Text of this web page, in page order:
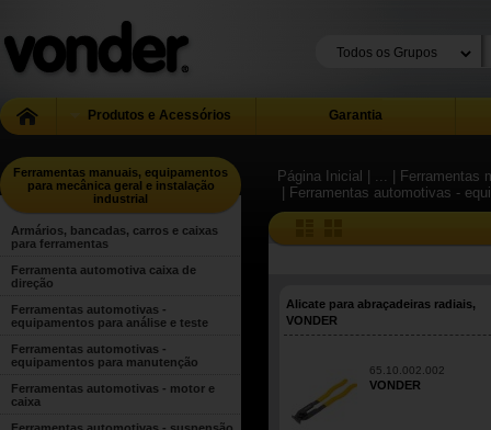
Produtos e Acessórios Garantia
Ferramentas manuais, equipamentos
para mecânica geral e instalação
industrial
Armários, bancadas, carros e caixas
para ferramentas
Ferramenta automotiva caixa de
direção
Ferramentas automotivas -
equipamentos para análise e teste
Ferramentas automotivas -
equipamentos para manutenção
Ferramentas automotivas - motor e
caixa
Página Inicial | ...
|
| Ferramentas automotivas -
Alicate para abraçadeiras radiais,
VONDER
65.10.002.002
VONDER